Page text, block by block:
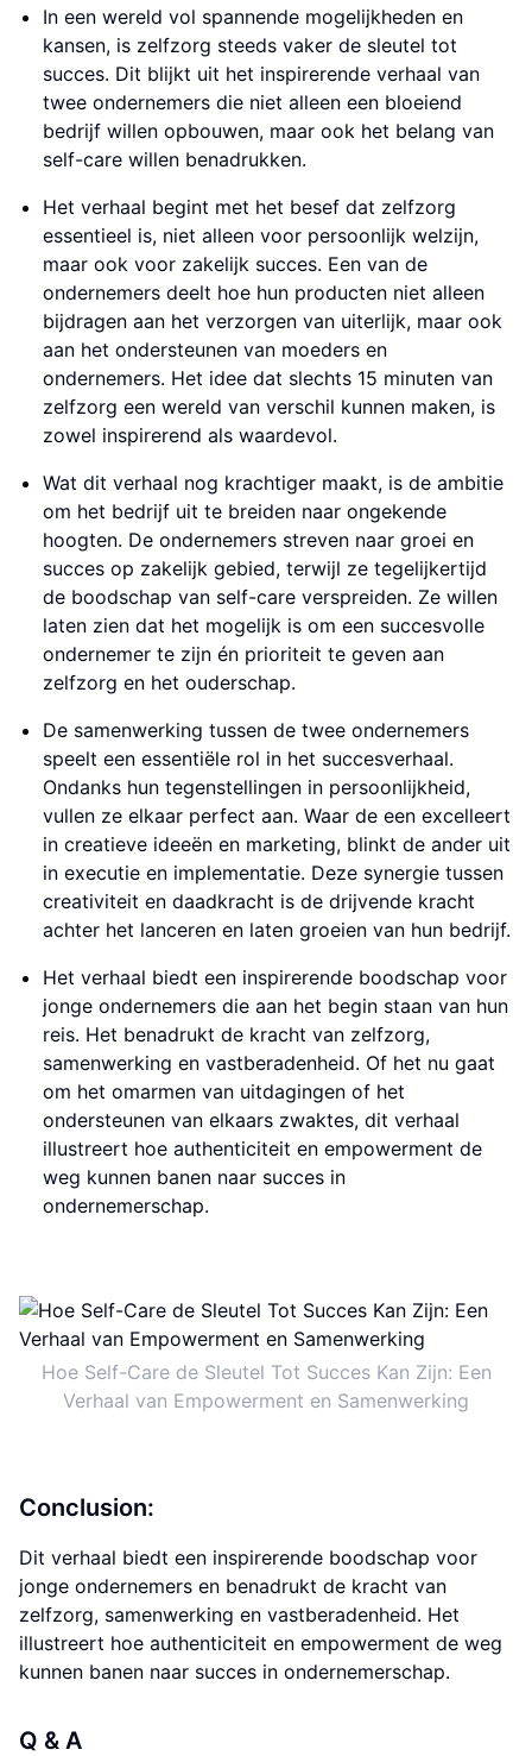
In een wereld vol spannende mogelijkheden en
kansen, is zelfzorg steeds vaker de sleutel tot
succes. Dit blijkt uit het inspirerende verhaal van
twee ondernemers die niet alleen een bloeiend
bedrijf willen opbouwen, maar ook het belang van
self-care willen benadrukken.
Het verhaal begint met het besef dat zelfzorg
essentieel is, niet alleen voor persoonlijk welzijn,
maar ook voor zakelijk succes. Een van de
ondernemers deelt hoe hun producten niet alleen
bijdragen aan het verzorgen van uiterlijk, maar ook
aan het ondersteunen van moeders en
ondernemers. Het idee dat slechts 15 minuten van
zelfzorg een wereld van verschil kunnen maken, is
zowel inspirerend als waardevol.
Wat dit verhaal nog krachtiger maakt, is de ambitie
om het bedrijf uit te breiden naar ongekende
hoogten. De ondernemers streven naar groei en
succes op zakelijk gebied, terwijl ze tegelijkertijd
de boodschap van self-care verspreiden. Ze willen
laten zien dat het mogelijk is om een ​​succesvolle
ondernemer te zijn én prioriteit te geven aan
zelfzorg en het ouderschap.
De samenwerking tussen de twee ondernemers
speelt een essentiële rol in het succesverhaal.
Ondanks hun tegenstellingen in persoonlijkheid,
vullen ze elkaar perfect aan. Waar de een excelleert
in creatieve ideeën en marketing, blinkt de ander uit
in executie en implementatie. Deze synergie tussen
creativiteit en daadkracht is de drijvende kracht
achter het lanceren en laten groeien van hun bedrijf.
Het verhaal biedt een inspirerende boodschap voor
jonge ondernemers die aan het begin staan van hun
reis. Het benadrukt de kracht van zelfzorg,
samenwerking en vastberadenheid. Of het nu gaat
om het omarmen van uitdagingen of het
ondersteunen van elkaars zwaktes, dit verhaal
illustreert hoe authenticiteit en empowerment de
weg kunnen banen naar succes in
ondernemerschap.
Hoe Self-Care de Sleutel Tot Succes Kan Zijn: Een
Verhaal van Empowerment en Samenwerking
Conclusion:
Dit verhaal biedt een inspirerende boodschap voor
jonge ondernemers en benadrukt de kracht van
zelfzorg, samenwerking en vastberadenheid. Het
illustreert hoe authenticiteit en empowerment de weg
kunnen banen naar succes in ondernemerschap.
Q & A